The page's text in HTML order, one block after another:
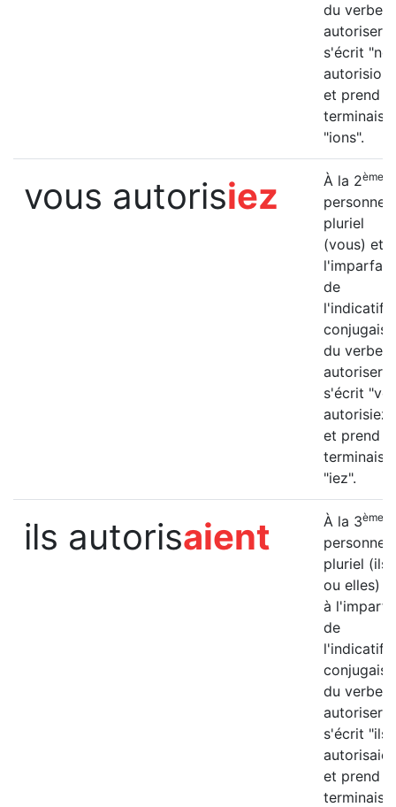
du verbe
autoriser
s'écrit
et prend la
"ions".
vous autorisiez À la 2ème
personne
pluriel
(vous) et à
l'imparfait
de
l'indicatif,
du verbe
autoriser
s'écrit
autorisiez"
et prend la
"iez".
ils autorisaient À la 3ème
personne
pluriel (ils
ou elles)
à
de
l'indicatif,
du verbe
autoriser
s'écrit "ils
et prend la